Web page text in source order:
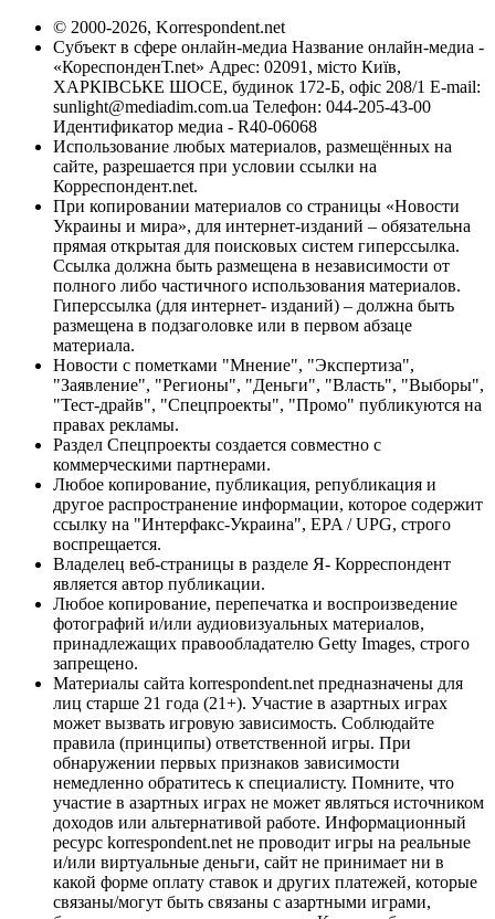
© 2000-2026, Korrespondent.net
Субъект в сфере онлайн-медиа Название онлайн-медиа -
«КореспонденТ.net» Адрес: 02091, місто Київ,
ХАРКІВСЬКЕ ШОСЕ, будинок 172-Б, офіс 208/1 E-mail:
sunlight@mediadim.com.ua Телефон: 044-205-43-00
Идентификатор медиа - R40-06068
Использование любых материалов, размещённых на
сайте, разрешается при условии ссылки на
Корреспондент.net.
При копировании материалов со страницы «Новости
Украины и мира», для интернет-изданий – обязательна
прямая открытая для поисковых систем гиперссылка.
Ссылка должна быть размещена в независимости от
полного либо частичного использования материалов.
Гиперссылка (для интернет- изданий) – должна быть
размещена в подзаголовке или в первом абзаце
материала.
Новости с пометками "Мнение", "Экспертиза",
"Заявление", "Регионы", "Деньги", "Власть", "Выборы",
"Тест-драйв", "Спецпроекты", "Промо" публикуются на
правах рекламы.
Раздел Спецпроекты создается совместно с
коммерческими партнерами.
Любое копирование, публикация, републикация и
другое распространение информации, которое содержит
ссылку на "Интерфакс-Украина", EPA / UPG, строго
воспрещается.
Владелец веб-страницы в разделе Я- Корреспондент
является автор публикации.
Любое копирование, перепечатка и воспроизведение
фотографий и/или аудиовизуальных материалов,
принадлежащих правообладателю Getty Images, строго
запрещено.
Материалы сайта korrespondent.net предназначены для
лиц старше 21 года (21+). Участие в азартных играх
может вызвать игровую зависимость. Соблюдайте
правила (принципы) ответственной игры. При
обнаружении первых признаков зависимости
немедленно обратитесь к специалисту. Помните, что
участие в азартных играх не может являться источником
доходов или альтернативой работе. Информационный
ресурс korrespondent.net не проводит игры на реальные
и/или виртуальные деньги, сайт не принимает ни в
какой форме оплату ставок и других платежей, которые
связаны/могут быть связаны с азартными играми,